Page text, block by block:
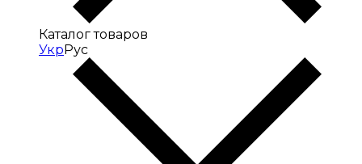
Каталог товаров
УкрРус